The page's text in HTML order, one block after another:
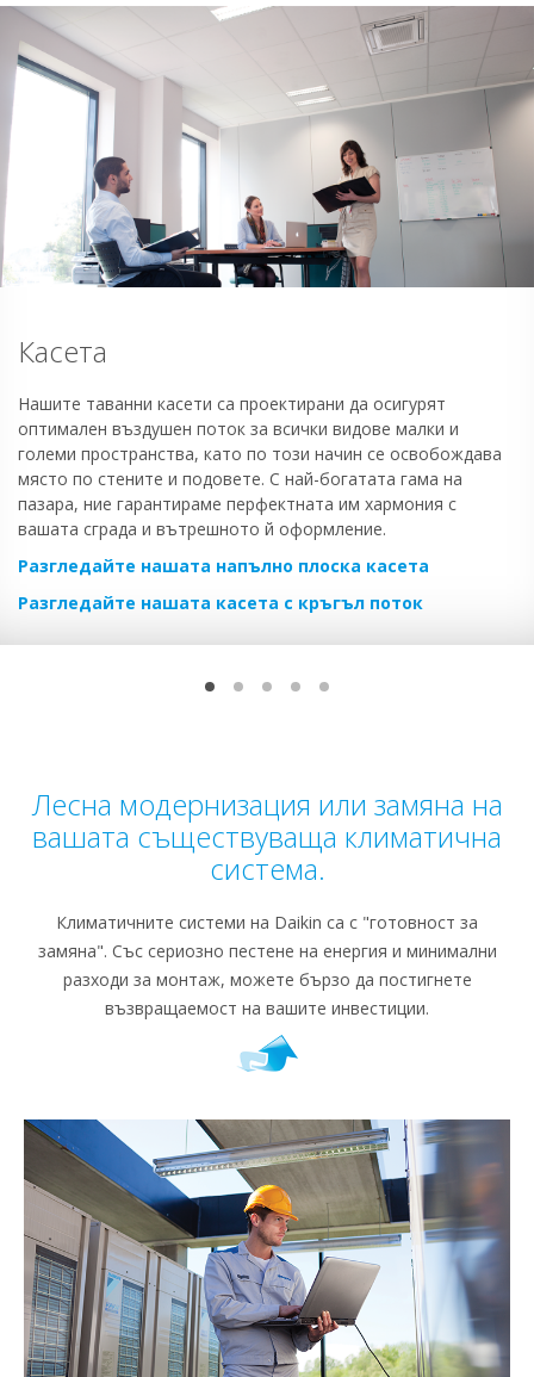
Касета
Нашите таванни касети са проектирани да осигурят
оптимален въздушен поток за всички видове малки и
големи пространства, като по този начин се освобождава
място по стените и подовете. С най-богатата гама на
пазара, ние гарантираме перфектната им хармония с
вашата сграда и вътрешното й оформление.
Разгледайте нашата напълно плоска касета
Разгледайте нашата касета с кръгъл поток
Лесна модернизация или замяна на
вашата съществуваща климатична
система.
Климатичните системи на Daikin са с "готовност за
замяна". Със сериозно пестене на енергия и минимални
разходи за монтаж, можете бързо да постигнете
възвращаемост на вашите инвестиции.